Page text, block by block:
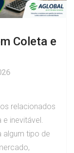
Coleta e
relacionados
inevitável.
algum tipo de